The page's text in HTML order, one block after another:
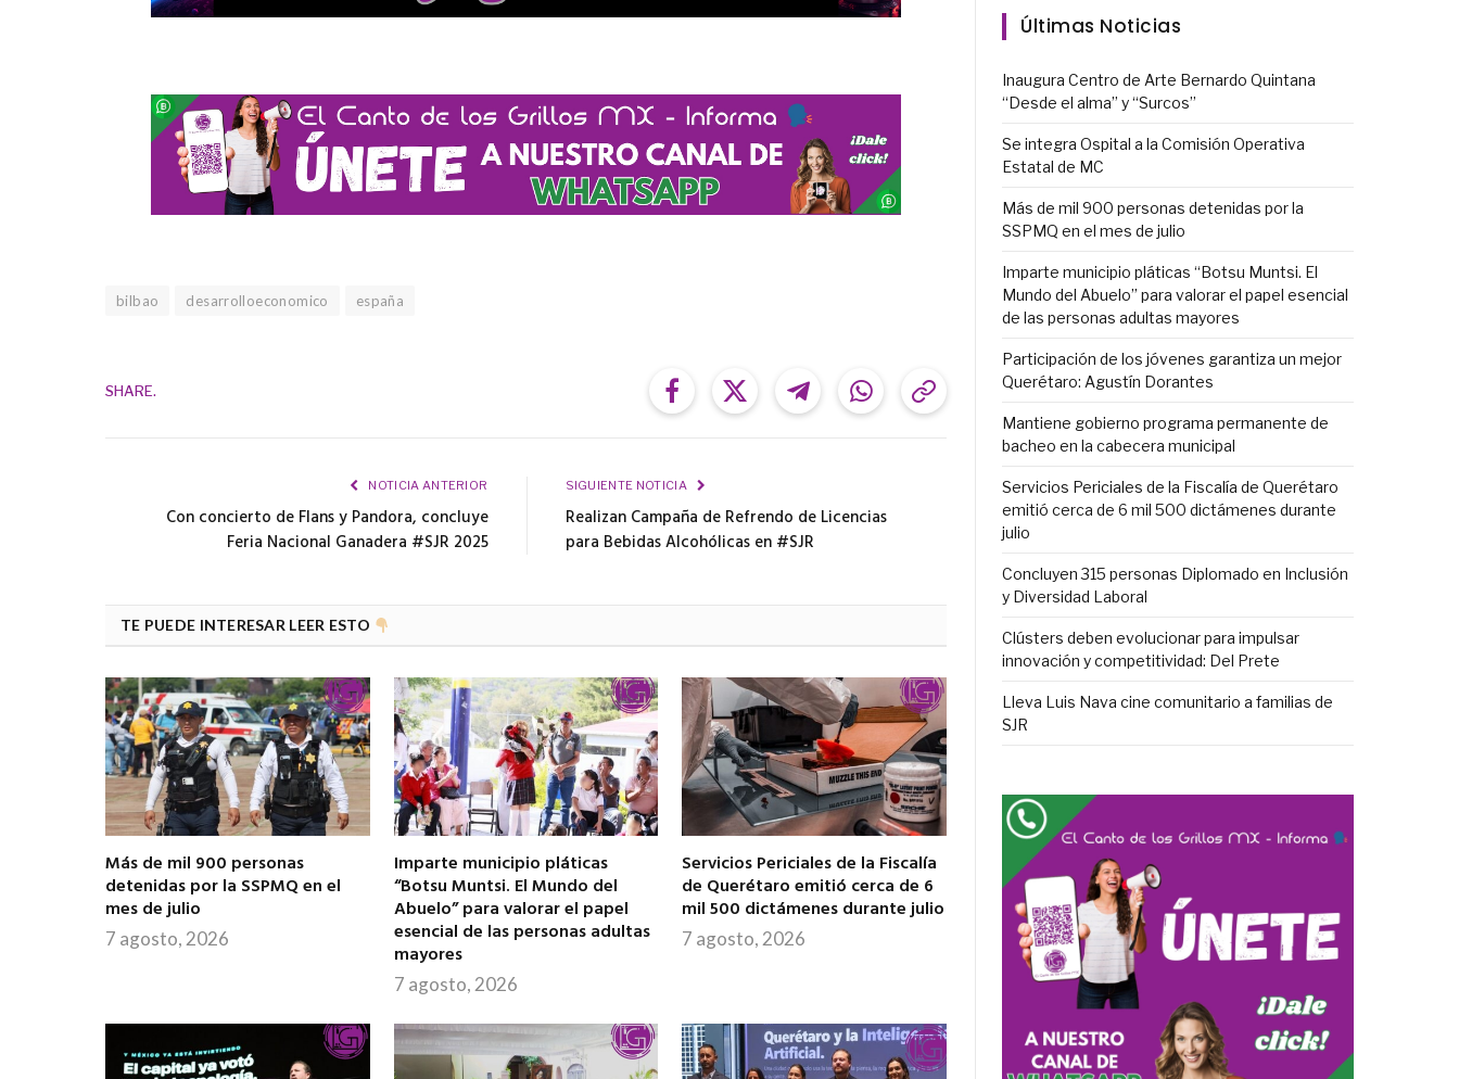
bilbao desarrolloeconomico españa
SHARE.
FacebookTwitterTelegramWhatsApp
Copy
NOTICIA ANTERIOR
Con concierto de Flans y Pandora, concluye
Feria Nacional Ganadera #SJR 2025
SIGUIENTE NOTICIA
Realizan Campaña de Refrendo de Licencias
para Bebidas Alcohólicas en #SJR
TE PUEDE INTERESAR LEER ESTO
Más de mil 900 personas
detenidas por la SSPMQ en el
mes de julio
7 agosto, 2026
Imparte municipio pláticas
“Botsu Muntsi. El Mundo del
Abuelo” para valorar el papel
esencial de las personas adultas
mayores
7 agosto, 2026
Servicios Periciales de la Fiscalía
de Querétaro emitió cerca de 6
mil 500 dictámenes durante julio
7 agosto, 2026
Últimas Noticias
Inaugura Centro de Arte Bernardo Quintana
“Desde el alma” y “Surcos”
Se integra Ospital a la Comisión Operativa
Estatal de MC
Más de mil 900 personas detenidas por la
SSPMQ en el mes de julio
Imparte municipio pláticas “Botsu Muntsi. El
Mundo del Abuelo” para valorar el papel esencial
de las personas adultas mayores
Participación de los jóvenes garantiza un mejor
Querétaro: Agustín Dorantes
Mantiene gobierno programa permanente de
bacheo en la cabecera municipal
Servicios Periciales de la Fiscalía de Querétaro
emitió cerca de 6 mil 500 dictámenes durante
julio
Concluyen 315 personas Diplomado en Inclusión
y Diversidad Laboral
Clústers deben evolucionar para impulsar
innovación y competitividad: Del Prete
Lleva Luis Nava cine comunitario a familias de
SJR